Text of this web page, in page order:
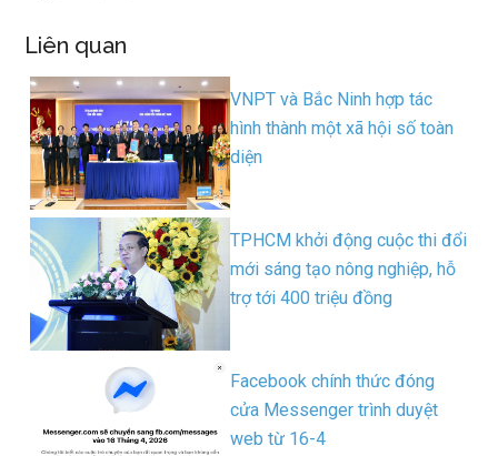
Liên quan
VNPT và Bắc Ninh hợp tác
hình thành một xã hội số toàn
diện
TPHCM khởi động cuộc thi đổi
mới sáng tạo nông nghiệp, hỗ
trợ tới 400 triệu đồng
Facebook chính thức đóng
cửa Messenger trình duyệt
web từ 16-4